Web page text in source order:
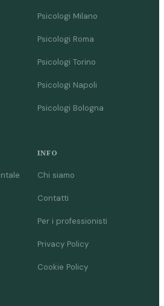
Psicologi Milano
Psicologi Roma
Psicologi Torino
Psicologi Napoli
Psicologi Bologna
INFO
Chi siamo
Contatti
Per i professionisti
Privacy Policy
Cookie Policy